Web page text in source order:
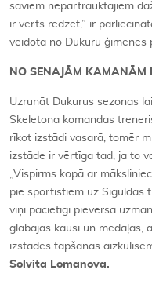
saviem nepārtrauktajiem
ir vērts redzēt,” ir
veidota no Dukuru ģimenes
NO SENAJĀM KAMANĀM
Uzrunāt Dukurus sezonas
Skeletona komandas
rīkot izstādi vasarā, tomēr
izstāde ir vērtīga tad, ja to
„Vispirms kopā ar
pie sportistiem uz Siguldas
viņi pacietīgi pievērsa
glabājas kausi un medaļas,
izstādes tapšanas
Solvita Lomanova.